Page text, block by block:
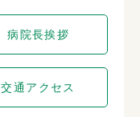
病院長挨拶
交通アクセス